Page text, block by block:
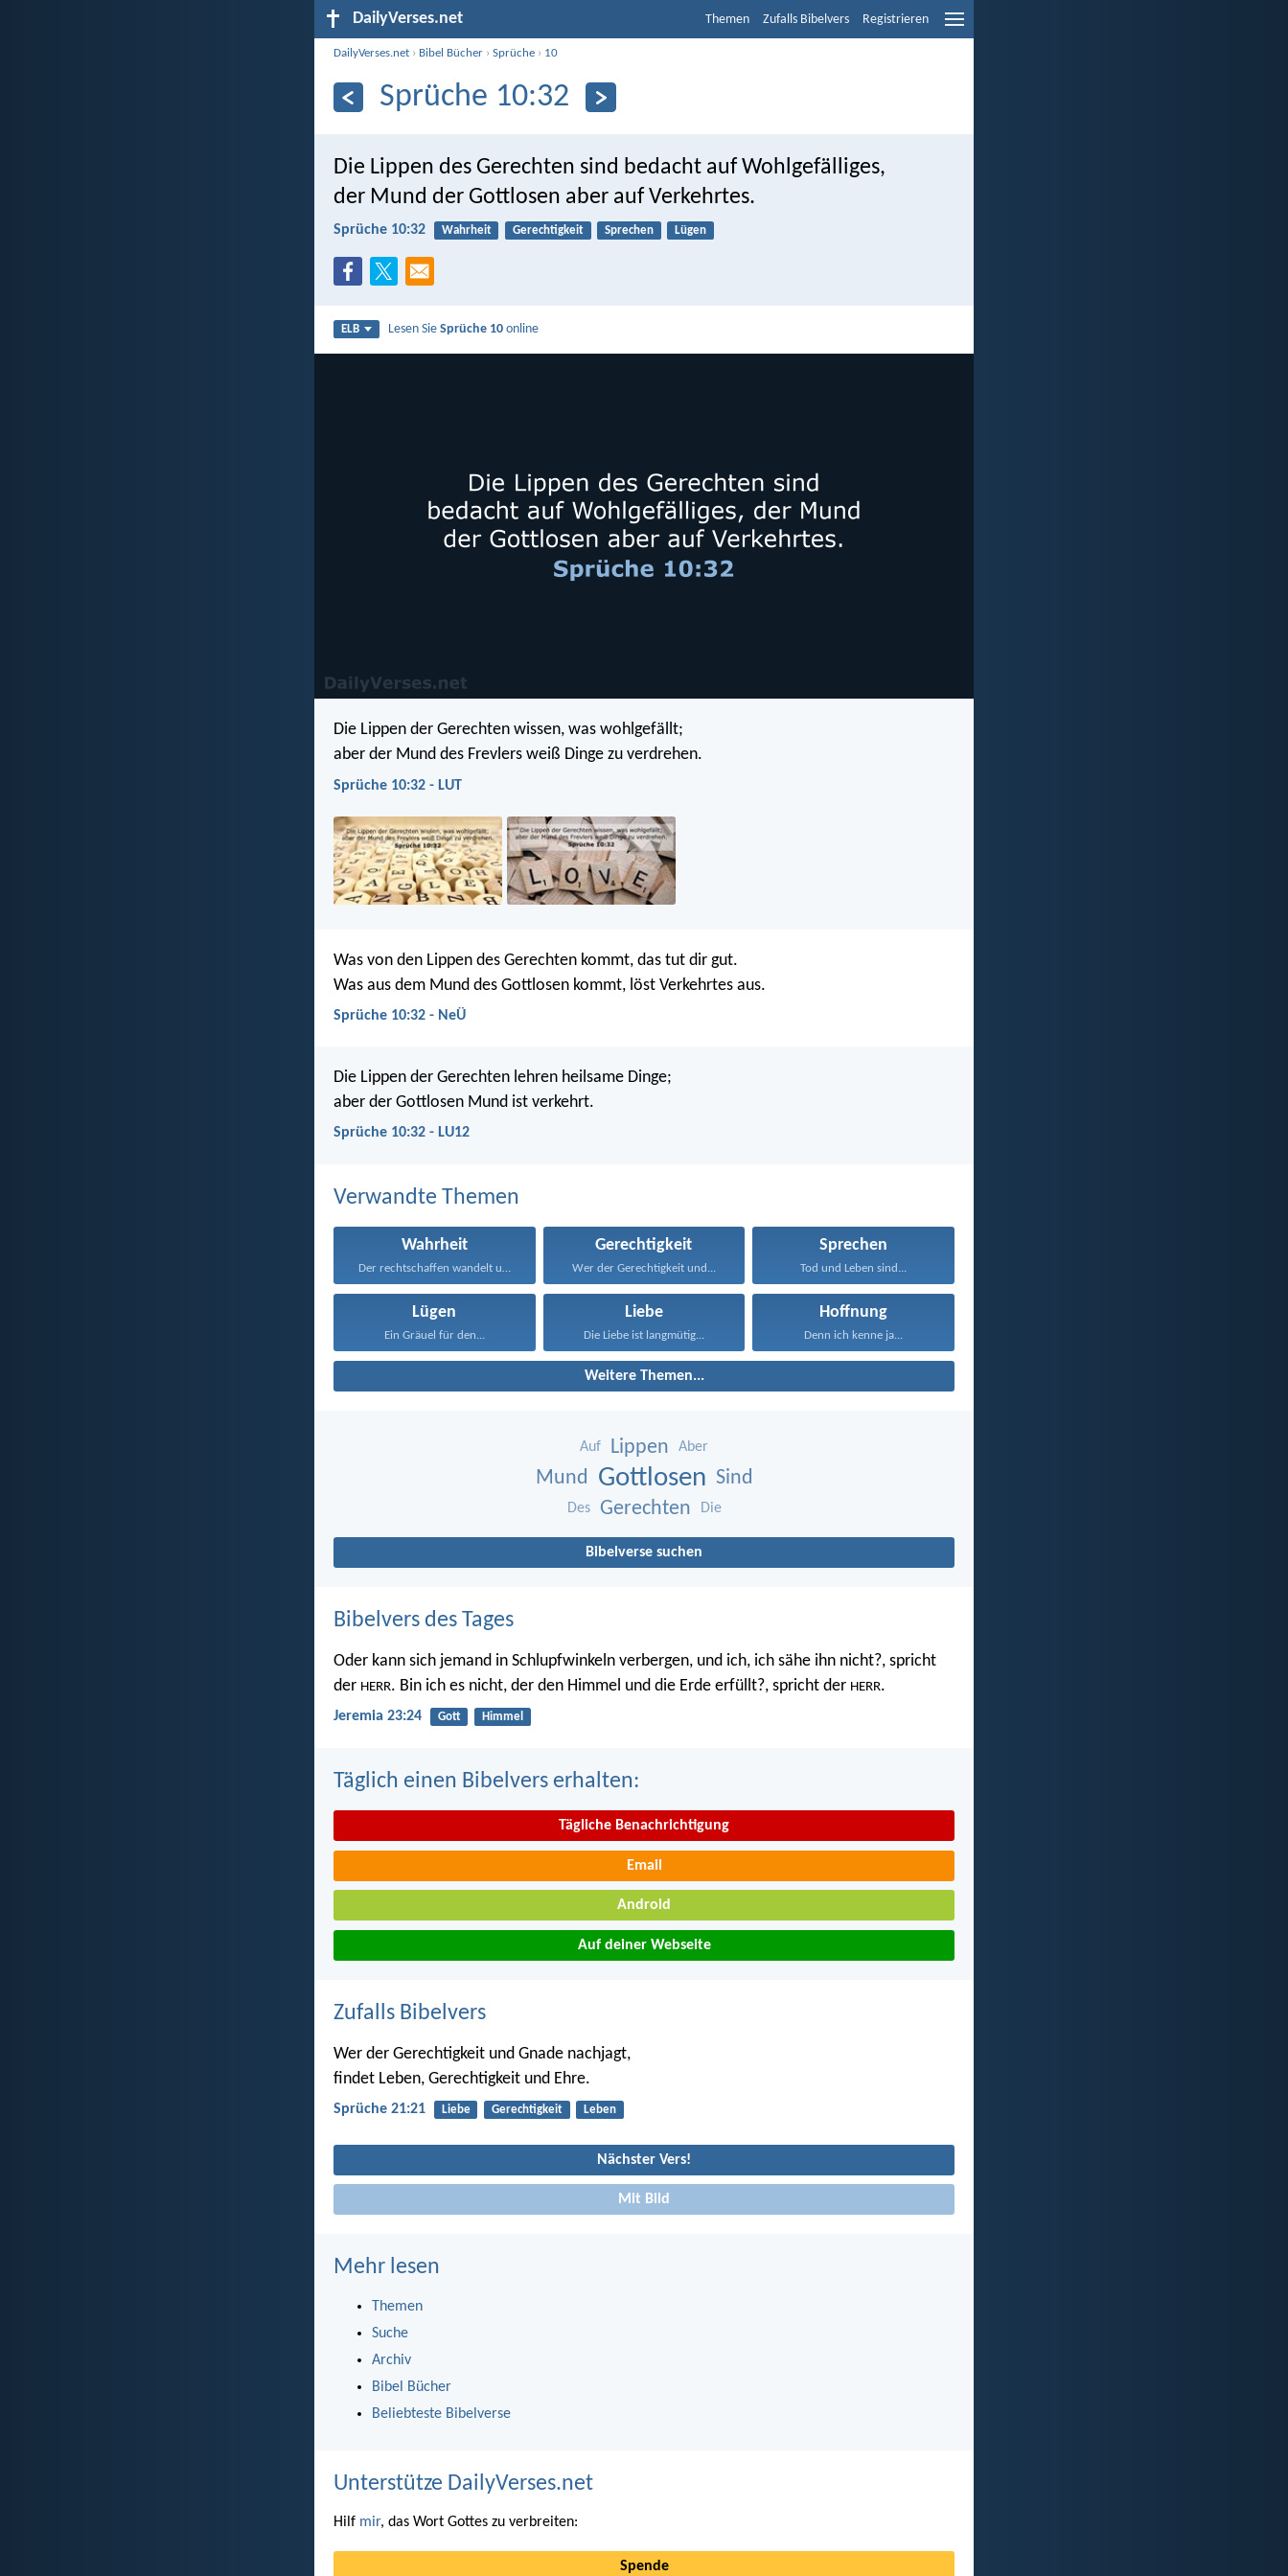
DailyVerses.net Themen Zufalls Bibelvers Registrieren
DailyVerses.net › Bibel Bücher ›Sprüche › 10
Sprüche 10:32
Die Lippen des Gerechten sind bedacht auf Wohlgefälliges,
der Mund der Gottlosen aber auf Verkehrtes.
Sprüche 10:32 Wahrheit Gerechtigkeit Sprechen Lügen
ELB Lesen SieSprüche 10 online
Die Lippen der Gerechten wissen, was wohlgefällt;
aber der Mund des Frevlers weiß Dinge zu verdrehen.
Sprüche 10:32 - LUT
Was von den Lippen des Gerechten kommt, das tut dir gut.
Was aus dem Mund des Gottlosen kommt, löst Verkehrtes aus.
Sprüche 10:32 - NeÜ
Die Lippen der Gerechten lehren heilsame Dinge;
aber der Gottlosen Mund ist verkehrt.
Sprüche 10:32 - LU12
Verwandte Themen
Wahrheit
Der rechtschaffen wandelt und...
Gerechtigkeit
Wer der Gerechtigkeit und...
Sprechen
Tod und Leben sind...
Lügen
Ein Gräuel für den...
Liebe
Die Liebe ist langmütig...
Hoffnung
Denn ich kenne ja...
Weitere Themen...
Auf Lippen Aber
Mund Gottlosen Sind
Des Gerechten Die
Bibelverse suchen
Bibelvers des Tages
Oder kann sich jemand in Schlupfwinkeln verbergen, und ich, ich sähe ihn nicht?, spricht
der HERR. Bin ich es nicht, der den Himmel und die Erde erfüllt?, spricht der HERR.
Jeremia 23:24 Gott Himmel
Täglich einen Bibelvers erhalten:
Tägliche Benachrichtigung
Email
Android
Auf deiner Webseite
Zufalls Bibelvers
Wer der Gerechtigkeit und Gnade nachjagt,
findet Leben, Gerechtigkeit und Ehre.
Sprüche 21:21 Liebe Gerechtigkeit Leben
Nächster Vers!
Mit Bild
Mehr lesen
Themen
Suche
Archiv
Bibel Bücher
Beliebteste Bibelverse
Unterstütze DailyVerses.net
Hilf mir, das Wort Gottes zu verbreiten:
Spende